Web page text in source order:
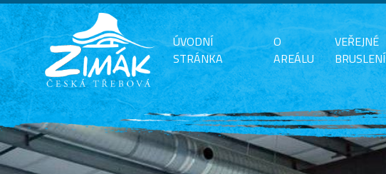
ÚVODNÍ
STRÁNKA
O
AREÁLU
VEŘEJNÉ
BRUSLENÍ